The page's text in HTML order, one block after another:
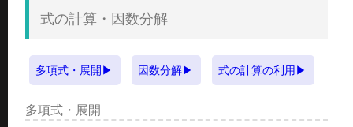
式の計算・因数分解
多項式・展開 因数分解 式の計算の利用
多項式・展開